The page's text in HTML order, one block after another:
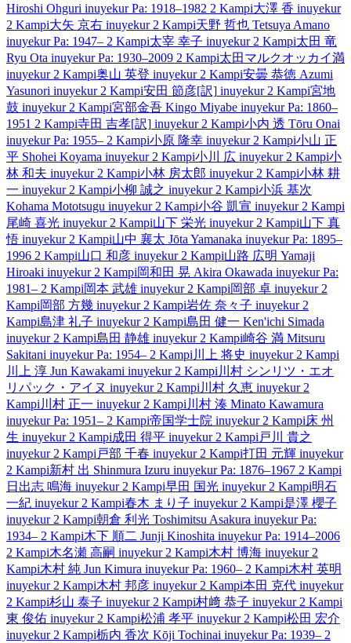
Hiroshi Ohguri inuyekur Pa: 1918–1982 2 Kampi大澤 香 inuyekur
2 Kampi大矢 京右 inuyekur 2 Kampi天野 哲也 Tetsuya Amano
inuyekur Pa: 1947– 2 Kampi太宰 幸子 inuyekur 2 Kampi太田 竜
Ryu Ota inuyekur Pa: 1930–2009 2 Kampi太田マルクオッカイ満
inuyekur 2 Kampi奥山 英登 inuyekur 2 Kampi安曇 恭徳 Azumi
Yasunori inuyekur 2 Kampi安田 節彦[訳] inuyekur 2 Kampi宮地
鼓 inuyekur 2 Kampi宮部金吾 Kingo Miyabe inuyekur Pa: 1860–
1951 2 Kampi寺田 吉孝[訳] inuyekur 2 Kampi小内 透 Tōru Onai
inuyekur Pa: 1955– 2 Kampi小原 隆幸 inuyekur 2 Kampi小山 正
平 Shohei Koyama inuyekur 2 Kampi小川 広 inuyekur 2 Kampi小
林 和夫 inuyekur 2 Kampi小林 房太郎 inuyekur 2 Kampi小林 耕
一 inuyekur 2 Kampi小柳 誠之 inuyekur 2 Kampi小浜 基次
Kohama Mototsugu inuyekur 2 Kampi小谷 凱宣 inuyekur 2 Kampi
尾崎 喜光 inuyekur 2 Kampi山下 栄光 inuyekur 2 Kampi山下 真
悟 inuyekur 2 Kampi山中 襄太 Jōta Yamanaka inuyekur Pa: 1895–
1996 2 Kampi山口 和彦 inuyekur 2 Kampi山路 広明 Yamaji
Hiroaki inuyekur 2 Kampi岡和田 晃 Akira Okawada inuyekur Pa:
1981– 2 Kampi岡本 武雄 inuyekur 2 Kampi岡部 卓 inuyekur 2
Kampi岡部 方幾 inuyekur 2 Kampi岩佐 奈々子 inuyekur 2
Kampi島津 礼子 inuyekur 2 Kampi島田 健一 Ken'ichi Simada
inuyekur 2 Kampi島田 静雄 inuyekur 2 Kampi崎谷 満 Mitsuru
Sakitani inuyekur Pa: 1954– 2 Kampi 川上 将史 inuyekur 2 Kampi
川上 淳 Jun Kawakami inuyekur 2 Kampi 川村 シンリツ・エオ
リパック・アイヌ inuyekur 2 Kampi 川村 久恵 inuyekur 2
Kampi 川村 正一 inuyekur 2 Kampi 川村 湊 Minato Kawamura
inuyekur Pa: 1951– 2 Kampi帝国学士院 inuyekur 2 Kampi床 州
生 inuyekur 2 Kampi成田 得平 inuyekur 2 Kampi 戸川 貴之
inuyekur 2 Kampi 戸部 千春 inuyekur 2 Kampi打田 元輝 inuyekur
2 Kampi新村 出 Shinmura Izuru inuyekur Pa: 1876–1967 2 Kampi
日出志 鳴海 inuyekur 2 Kampi早田 国光 inuyekur 2 Kampi明石
一紀 inuyekur 2 Kampi春木 まり子 inuyekur 2 Kampi是澤 櫻子
inuyekur 2 Kampi朝倉 利光 Toshimitsu Asakura inuyekur Pa:
1934– 2 Kampi木下 順二 Junji Kinoshita inuyekur Pa: 1914–2006
2 Kampi木名瀬 高嗣 inuyekur 2 Kampi木村 博海 inuyekur 2
Kampi木村 純 Jun Kimura inuyekur Pa: 1960– 2 Kampi木村 英明
inuyekur 2 Kampi木村 邦彦 inuyekur 2 Kampi本田 克代 inuyekur
2 Kampi杉山 泰子 inuyekur 2 Kampi村﨑 恭子 inuyekur 2 Kampi
東 俊佑 inuyekur 2 Kampi松浦 孝平 inuyekur 2 Kampi松田 宏介
inuyekur 2 Kampi栃内 香次 Kōji Tochinai inuyekur Pa: 1939– 2